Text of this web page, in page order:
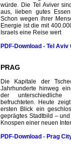
würde. Die Tel Aviver
aus, lieben gutes
Schon wegen ihrer
Energie ist die mit
Israels eine Reise wert
PDF-Download - Tel Aviv
PRAG
Die Kapitale der
Jahrhunderte hinweg
der unterschiedliche
befruchteten. Heute
ersten Blick ein
geprägtes Stadtbild –
Knospen einer neuen
PDF-Download - Prag